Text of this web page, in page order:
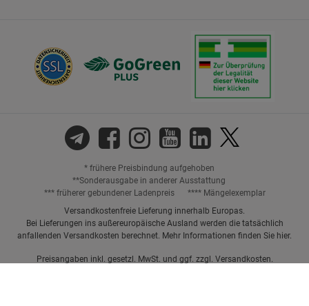
* frühere Preisbindung aufgehoben
**Sonderausgabe in anderer Ausstattung
*** früherer gebundener Ladenpreis
**** Mängelexemplar
Versandkostenfreie Lieferung innerhalb Europas.
Bei Lieferungen ins außereuropäische Ausland werden die tatsächlich
anfallenden Versandkosten berechnet. Mehr Informationen finden Sie hier.
Preisangaben inkl. gesetzl. MwSt. und ggf. zzgl. Versandkosten.